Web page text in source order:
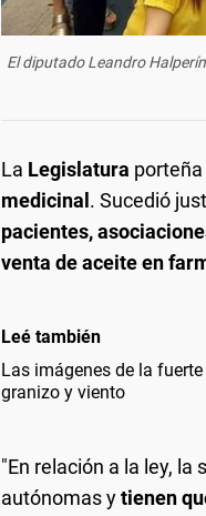
El diputado Leandro
La Legislatura
medicinal . Sucedió
pacientes,
venta de aceite en
Leé también
Las imágenes de la
granizo y viento
"En relación a la ley, la
autónomas ytienen